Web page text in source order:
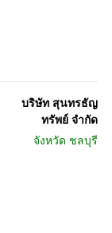
บริษัท สุนทรธัญ
ทรัพย์ จำกัด
จังหวัด ชลบุรี